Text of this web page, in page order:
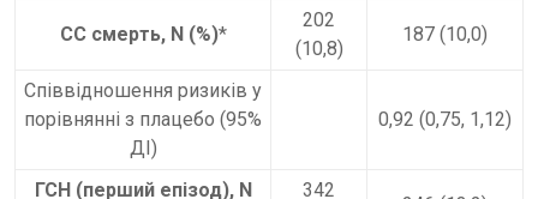
СС смерть, N (%)*
202
(10,8)
187 (10,0)
Співвідношення ризиків у
порівнянні з плацебо (95%
ДІ)
0,92 (0,75, 1,12)
ГСН (перший епізод), N 342